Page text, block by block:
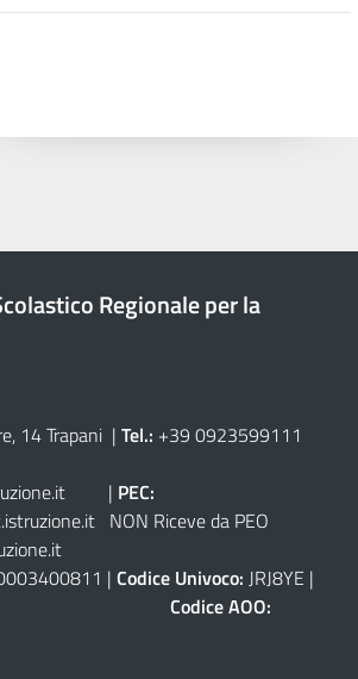
Regionale per la
14 Trapani | Tel.: +39 0923599111
| PEC:
NON Riceve da PEO
| Codice Univoco: JRJ8YE |
Codice AOO: